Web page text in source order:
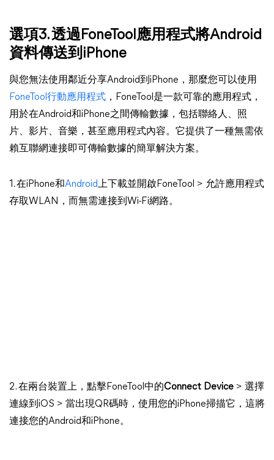
選項3. 透過FoneTool應用程式將Android
資料傳送到iPhone
與您無法使用鄰近分享Android到iPhone，那麼您可以使用
FoneTool行動應用程式 ，FoneTool是一款可靠的應用程式，
用於在Android和iPhone之間傳輸數據，包括聯絡人、照
片、影片、音樂，甚至應用程式內容。它提供了一種無需依
賴互聯網連接即可傳輸數據的簡單解決方案。
1. 在iPhone和Android上下載並開啟FoneTool > 允許應用程式
存取WLAN，而無需連接到Wi-Fi網路。
2. 在兩台裝置上，點擊FoneTool中的Connect Device > 選擇
連線到iOS > 當出現QR碼時，使用您的iPhone掃描它，這將
連接您的Android和iPhone。